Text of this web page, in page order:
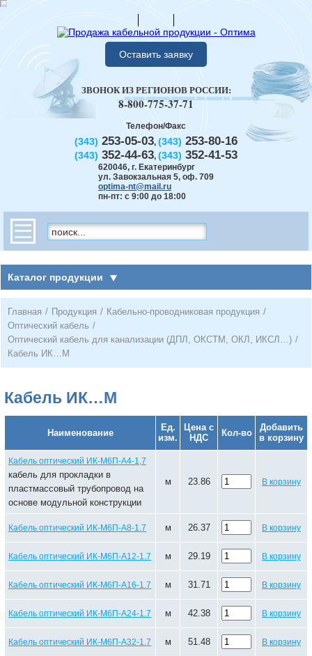
Оставить заявку
Телефон/Факс
(343) 253-05-03, (343) 253-80-16
(343) 352-44-63, (343) 352-41-53
620046, г. Екатеринбург
ул. Завокзальная 5, оф. 709
optima-nt@mail.ru
пн-пт: с 9:00 до 18:00
ЗВОНОК ИЗ РЕГИОНОВ РОССИИ:
8-800-775-37-71
Каталог продукции
Главная / Продукция / Кабельно-проводниковая продукция /
Оптический кабель /
Оптический кабель для канализации (ДПЛ, ОКСТМ, ОКЛ, ИКСЛ…) /
Кабель ИК…М
Кабель ИК…М
Наименование
Ед.
изм.
Цена с
НДС
Кол-во
Добавить
в корзину
Кабель оптический ИК-М6П-А4-1,7
кабель для прокладки в
пластмассовый трубопровод на
основе модульной конструкции
м 23.86 В корзину
Кабель оптический ИК-М6П-А8-1.7 м 26.37 В корзину
Кабель оптический ИК-М6П-А12-1.7 м 29.19 В корзину
Кабель оптический ИК-М6П-А16-1.7 м 31.71 В корзину
Кабель оптический ИК-М6П-А24-1.7 м 42.38 В корзину
Кабель оптический ИК-М6П-А32-1.7 м 51.48 В корзину